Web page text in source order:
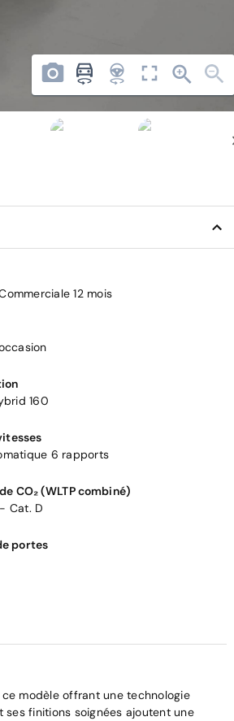
12 mois
160
6 rapports
CO₂ (WLTP combiné)
Cat. D
portes
modèle offrant une technologie
finitions soignées ajoutent une